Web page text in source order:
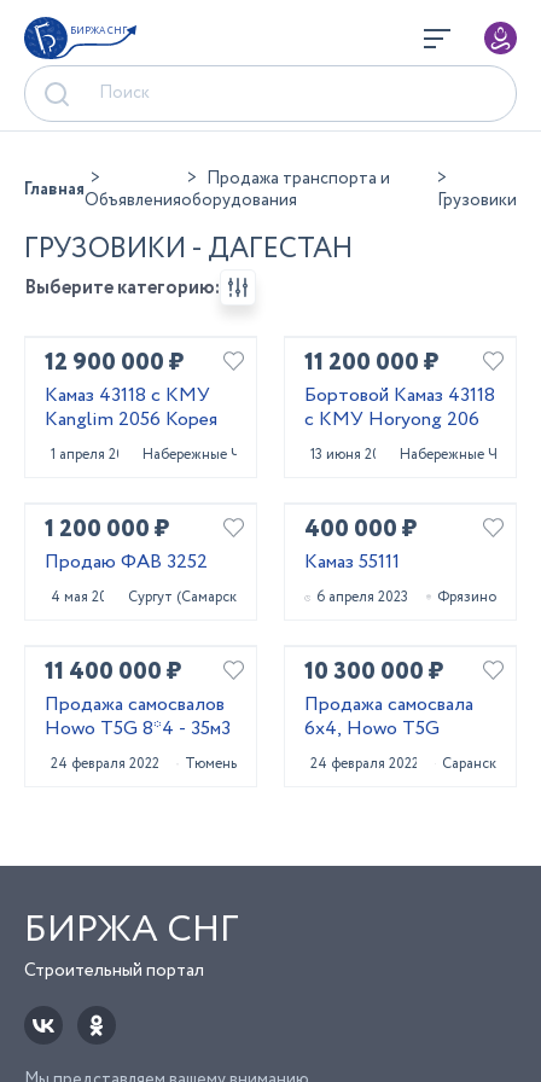
БИРЖА СНГ
ГлавнаяОбъявления
Продажа транспорта и
оборудования
Грузовики
ГРУЗОВИКИ - ДАГЕСТАН
Выберите категорию:
12 900 000 ₽
Камаз 43118 с КМУ
Kanglim 2056 Корея
1 апреля 2025 Набережные Челны
11 200 000 ₽
Бортовой Камаз 43118
с КМУ Horyong 206
13 июня 2023 Набережные Челны
1 200 000 ₽
Продаю ФАВ 3252
4 мая 2023 Сургут (Самарская обл.)
400 000 ₽
Камаз 55111
6 апреля 2023 Фрязино
11 400 000 ₽
Продажа самосвалов
Howo T5G 8*4 - 35м3
24 февраля 2022 Тюмень
10 300 000 ₽
Продажа самосвала
6х4, Howo T5G
24 февраля 2022 Саранск
БИРЖА СНГ
Строительный портал